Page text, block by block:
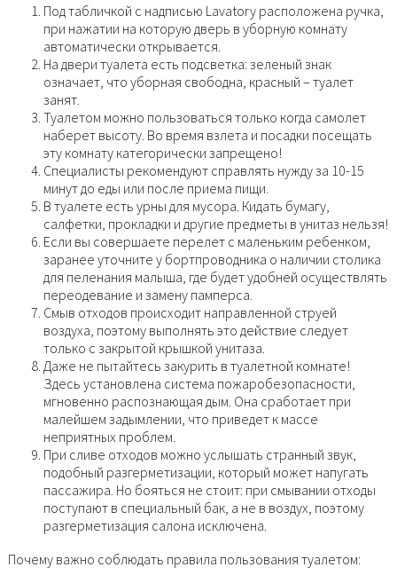
Под табличкой с надписью Lavatory расположена ручка,
при нажатии на которую дверь в уборную комнату
автоматически открывается.
На двери туалета есть подсветка: зеленый знак
означает, что уборная свободна, красный – туалет
занят.
Туалетом можно пользоваться только когда самолет
наберет высоту. Во время взлета и посадки посещать
эту комнату категорически запрещено!
Специалисты рекомендуют справлять нужду за 10-15
минут до еды или после приема пищи.
В туалете есть урны для мусора. Кидать бумагу,
салфетки, прокладки и другие предметы в унитаз нельзя!
Если вы совершаете перелет с маленьким ребенком,
заранее уточните у бортпроводника о наличии столика
для пеленания малыша, где будет удобней осуществлять
переодевание и замену памперса.
Смыв отходов происходит направленной струей
воздуха, поэтому выполнять это действие следует
только с закрытой крышкой унитаза.
Даже не пытайтесь закурить в туалетной комнате!
Здесь установлена система пожаробезопасности,
мгновенно распознающая дым. Она сработает при
малейшем задымлении, что приведет к массе
неприятных проблем.
При сливе отходов можно услышать странный звук,
подобный разгерметизации, который может напугать
пассажира. Но бояться не стоит: при смывании отходы
поступают в специальный бак, а не в воздух, поэтому
разгерметизация салона исключена.
Почему важно соблюдать правила пользования туалетом: